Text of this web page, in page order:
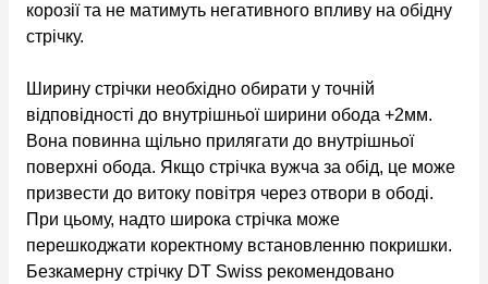
корозії та не матимуть негативного впливу на обідну
стрічку.
Ширину стрічки необхідно обирати у точній
відповідності до внутрішньої ширини обода +2мм.
Вона повинна щільно прилягати до внутрішньої
поверхні обода. Якщо стрічка вужча за обід, це може
призвести до витоку повітря через отвори в ободі.
При цьому, надто широка стрічка може
перешкоджати коректному встановленню покришки.
Безкамерну стрічку DT Swiss рекомендовано